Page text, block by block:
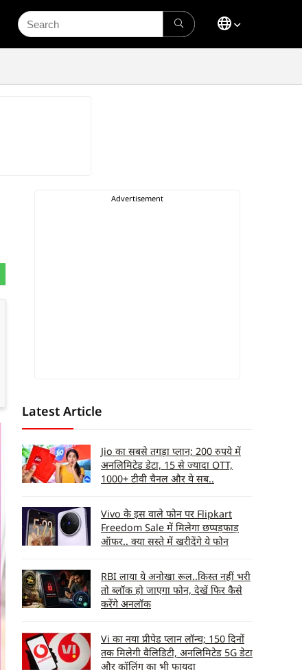
Search
for:
Latest Article
Jio का सबसे तगड़ा प्लान; 200 रुपये में
अनलिमिटेड डेटा, 15 से ज्यादा OTT,
1000+ टीवी चैनल और ये सब..
Vivo के इस वाले फोन पर Flipkart
Freedom Sale में मिलेगा छप्पड़फाड़
ऑफर.. क्या सस्ते में खरीदेंगे ये फोन
RBI लाया ये अनोखा रूल..किस्त नहीं भरी
तो ब्लॉक हो जाएगा फोन, देखें फिर कैसे
करेंगे अनलॉक
Vi का नया प्रीपेड प्लान लॉन्च; 150 दिनों
तक मिलेगी वैलिडिटी, अनलिमिटेड 5G डेटा
और कॉलिंग का भी फायदा